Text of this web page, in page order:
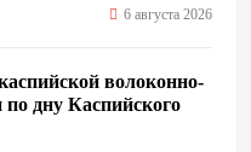
6 августа 2026
волоконно-
дну Каспийского